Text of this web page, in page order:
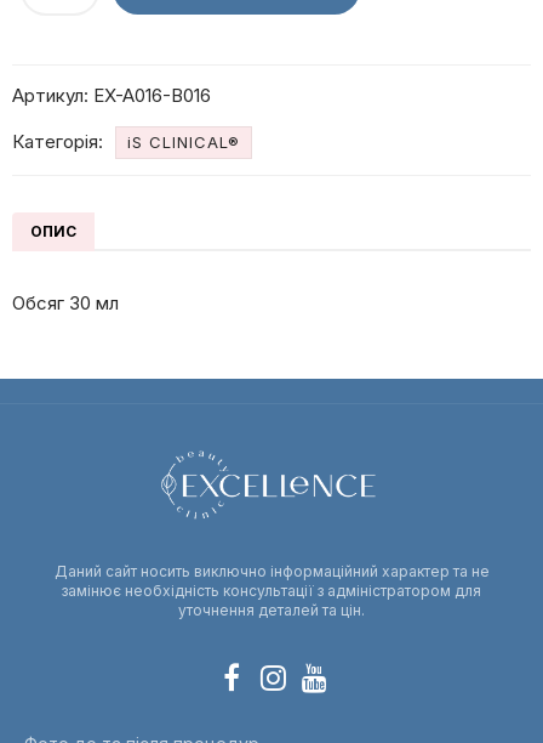
кількість
Артикул: EX-A016-B016
Категорія:
iS CLINICAL®
ОПИС
Обсяг 30 мл
Даний сайт носить виключно інформаційний характер та не
замінює необхідність консультації з адміністратором для
уточнення деталей та цін.